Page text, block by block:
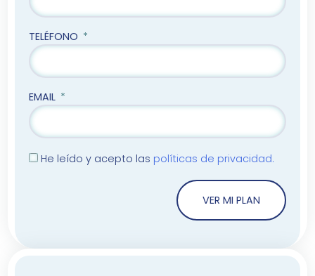
TELÉFONO
EMAIL
He leído y acepto las políticas de privacidad.
VER MI PLAN